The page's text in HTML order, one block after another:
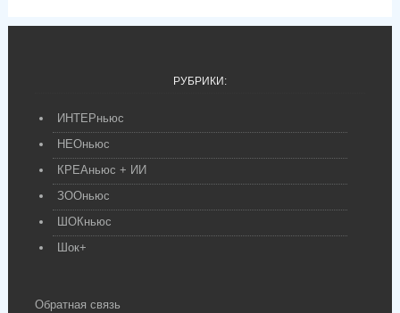
РУБРИКИ:
ИНТЕРньюс
НЕОньюс
КРЕАньюс + ИИ
ЗООньюс
ШОКньюс
Шок+
Обратная связь